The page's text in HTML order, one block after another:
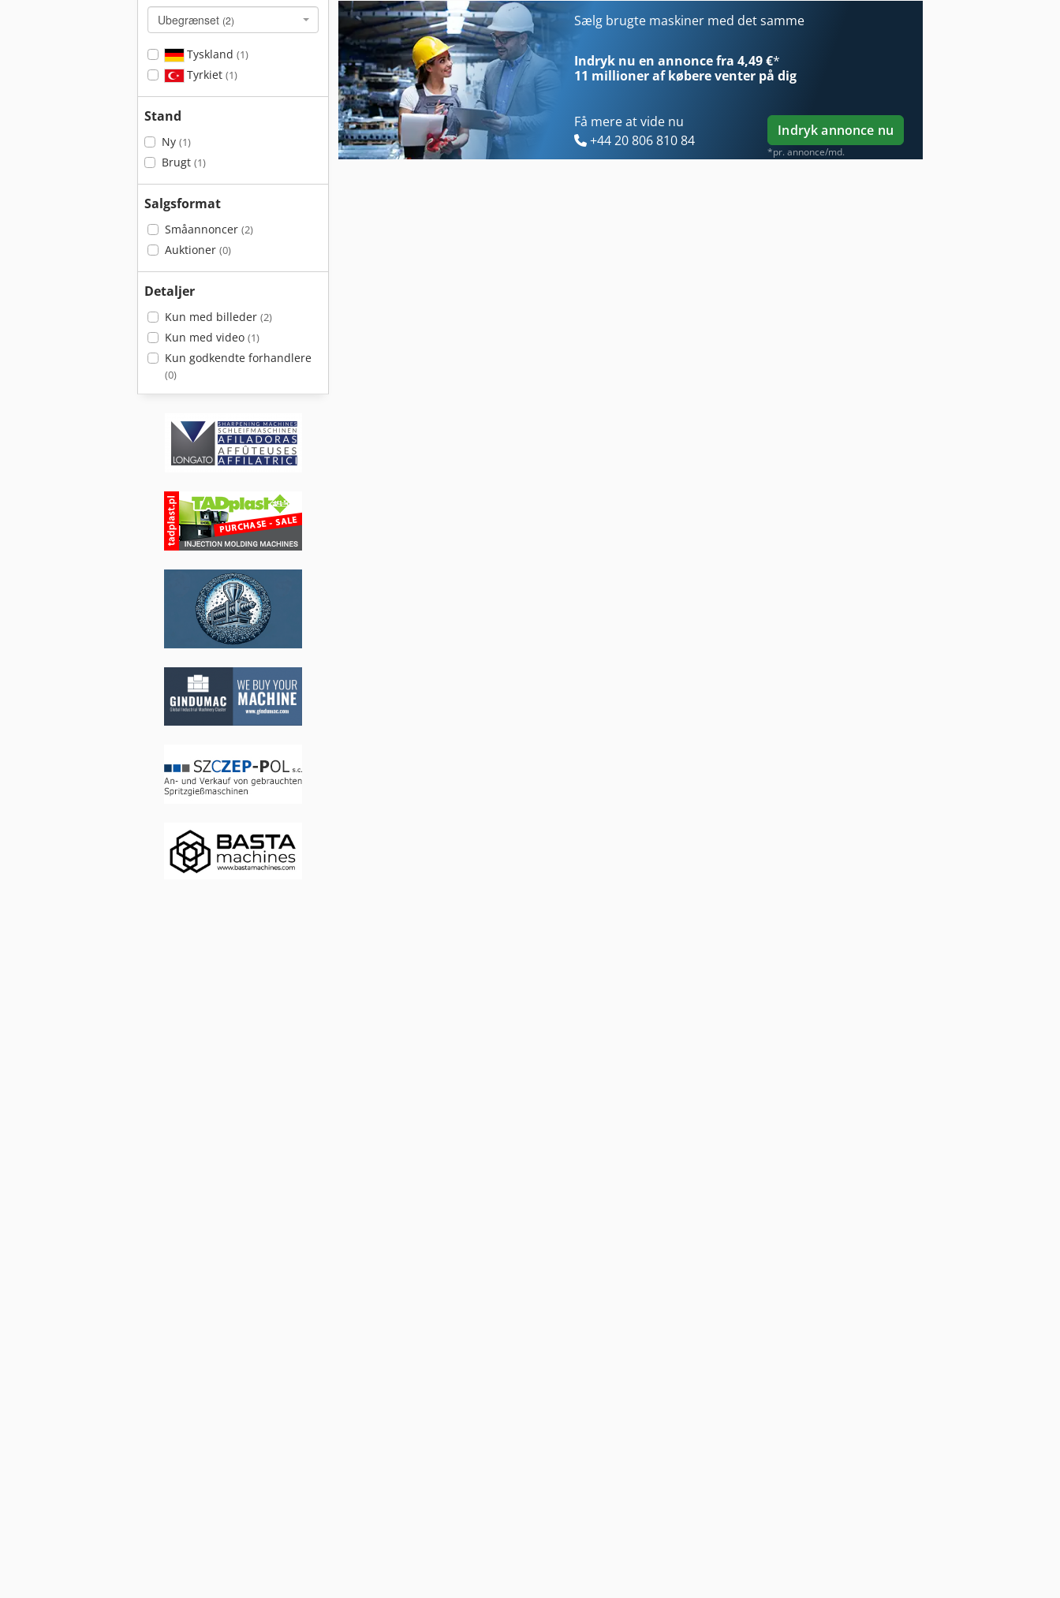
Ubegrænset (2)
Tyskland (1)
Tyrkiet (1)
Stand
Ny (1)
Brugt (1)
Salgsformat
Småannoncer (2)
Auktioner (0)
Detaljer
Kun med billeder (2)
Kun med video (1)
Kun godkendte forhandlere
(0)
Ga 11 Ff
Gastl Rg 200
ManualSælg brugte maskiner med det samme
Indryk nu en annonce fra 4,49 €*
11 millioner af købereventer på dig
Få mere at vide nu
+44 20 806 810 84
Indryk annonce nu
*pr. annonce/md.